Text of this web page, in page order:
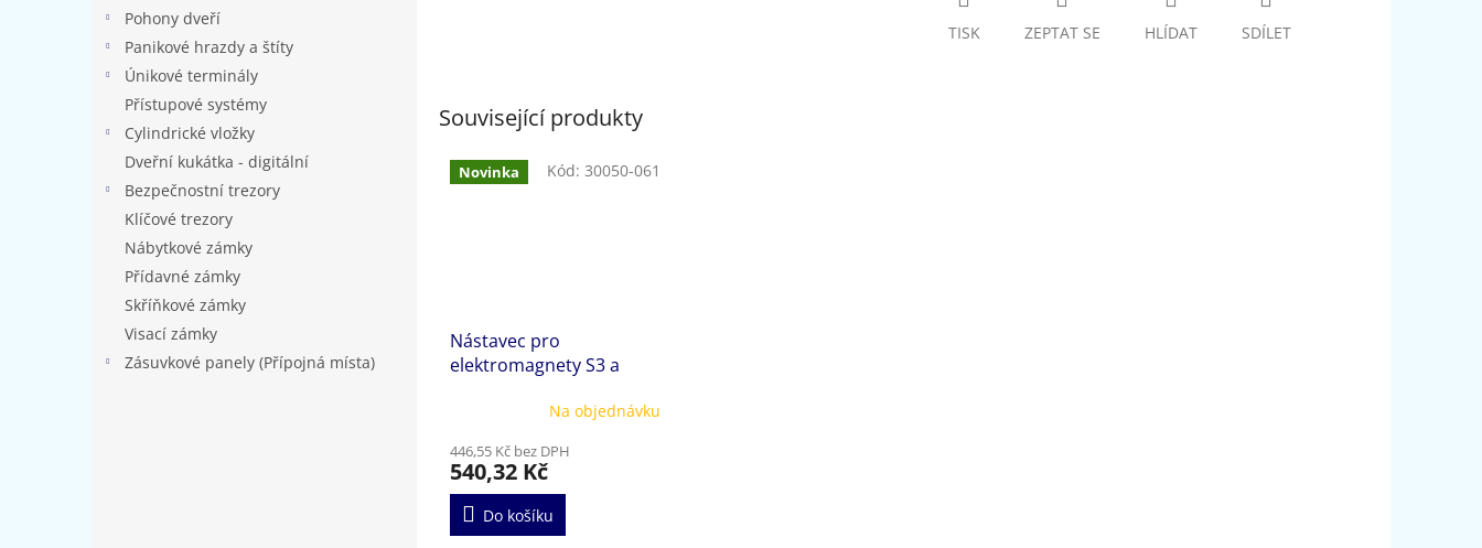
Pohony dveří
Panikové hrazdy a štíty
Únikové terminály
Přístupové systémy
Cylindrické vložky
Dveřní kukátka - digitální
Bezpečnostní trezory
Klíčové trezory
Nábytkové zámky
Přídavné zámky
Skříňkové zámky
Visací zámky
Zásuvkové panely (Přípojná místa)
TISK ZEPTAT SE HLÍDAT SDÍLET
Související produkty
Novinka
Nástavec pro
elektromagnety S3 a
Na objednávku
446,55 Kč bez DPH
540,32 Kč
Do košíku
Kód: 30050-061